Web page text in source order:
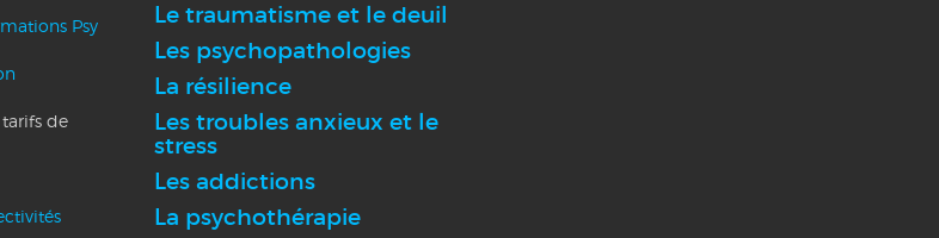
Psy
de
Le traumatisme et le deuil
Les psychopathologies
La résilience
Les troubles anxieux et le
stress
Les addictions
La psychothérapie